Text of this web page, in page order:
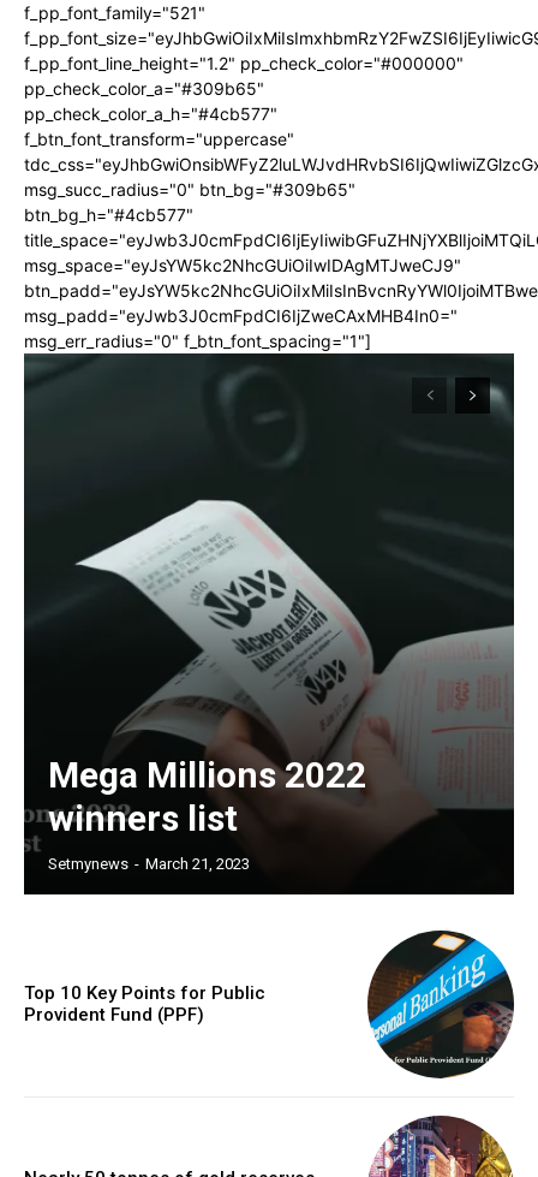
f_pp_font_family="521"
f_pp_font_line_height="1.2" pp_check_color="#000000"
pp_check_color_a="#309b65"
pp_check_color_a_h="#4cb577"
f_btn_font_transform="uppercase"
msg_succ_radius="0" btn_bg="#309b65"
btn_bg_h="#4cb577"
msg_space="eyJsYW5kc2NhcGUiOiIwIDAgMTJweCJ9"
msg_padd="eyJwb3J0cmFpdCI6IjZweCAxMHB4In0="
msg_err_radius="0" f_btn_font_spacing="1"]
Mega Millions 2022
winners list
Setmynews - March 21, 2023
Top 10 Key Points for Public
Provident Fund (PPF)